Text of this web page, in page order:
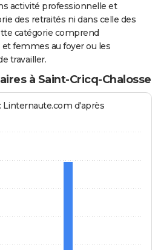
activité professionnelle et
des retraités ni dans celle des
catégorie comprend
femmes au foyer ou les
travailler.
à Saint-Cricq-Chalosse
Linternaute.com d'après